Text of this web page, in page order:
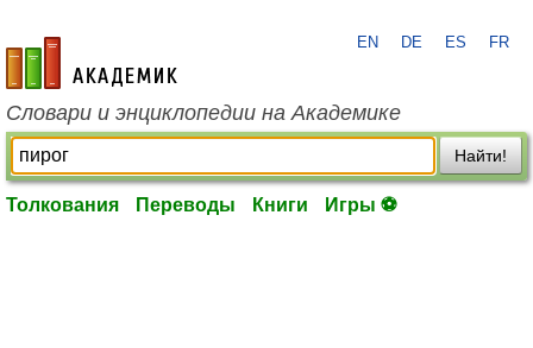
academic.ru
EN DE ES FR
Словари и энциклопедии на Академике
Найти!
Толкования Переводы Книги Игры ⚽